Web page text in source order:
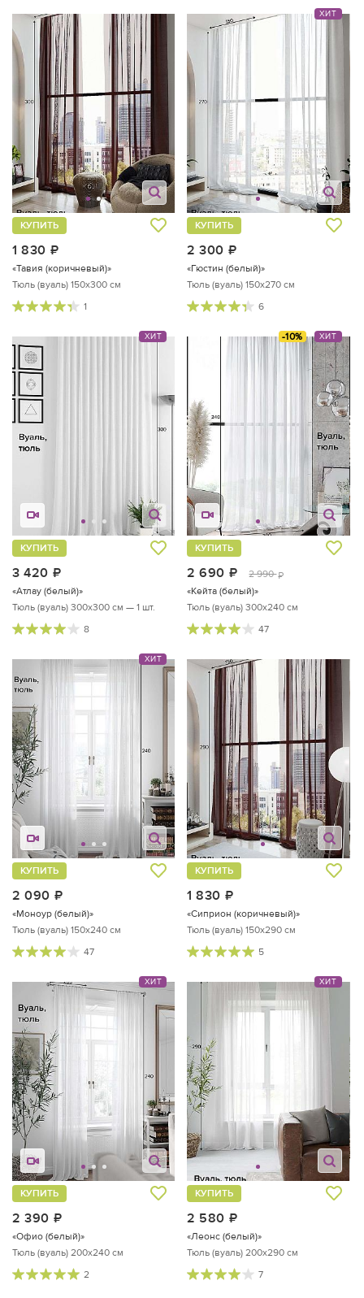
1 830
КУПИТЬ
«Тавия (коричневый)»
Тюль (вуаль) 150х300 см
1
ХИТ
2 300
КУПИТЬ
«Гюстин (белый)»
Тюль (вуаль) 150х270 см
6
ХИТ
3 420
КУПИТЬ
«Атлау (белый)»
Тюль (вуаль) 300х300 см — 1 шт.
8
-10% ХИТ
2 690 руб.
2 990 руб.
КУПИТЬ
«Кейта (белый)»
Тюль (вуаль) 300х240 см
47
ХИТ
2 090
КУПИТЬ
«Моноур (белый)»
Тюль (вуаль) 150х240 см
47
1 830
КУПИТЬ
«Сиприон (коричневый)»
Тюль (вуаль) 150х290 см
5
ХИТ
2 390
КУПИТЬ
«Офио (белый)»
Тюль (вуаль) 200х240 см
2
ХИТ
2 580
КУПИТЬ
«Леонс (белый)»
Тюль (вуаль) 200х290 см
7